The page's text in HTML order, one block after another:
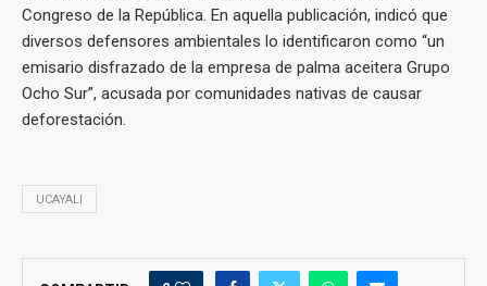
Congreso de la República. En aquella publicación, indicó que
diversos defensores ambientales lo identificaron como “un
emisario disfrazado de la empresa de palma aceitera Grupo
Ocho Sur”, acusada por comunidades nativas de causar
deforestación.
UCAYALI